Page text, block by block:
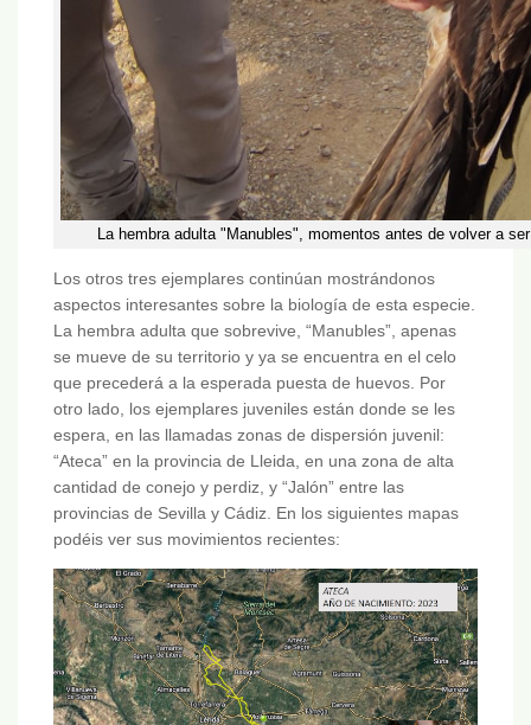
La hembra adulta "Manubles", momentos antes de volver a
Los otros tres ejemplares continúan mostrándonos
aspectos interesantes sobre la biología de esta especie.
La hembra adulta que sobrevive, “Manubles”, apenas
se mueve de su territorio y ya se encuentra en el celo
que precederá a la esperada puesta de huevos. Por
otro lado, los ejemplares juveniles están donde se les
espera, en las llamadas zonas de dispersión juvenil:
“Ateca” en la provincia de Lleida, en una zona de alta
cantidad de conejo y perdiz, y “Jalón” entre las
provincias de Sevilla y Cádiz. En los siguientes mapas
podéis ver sus movimientos recientes: